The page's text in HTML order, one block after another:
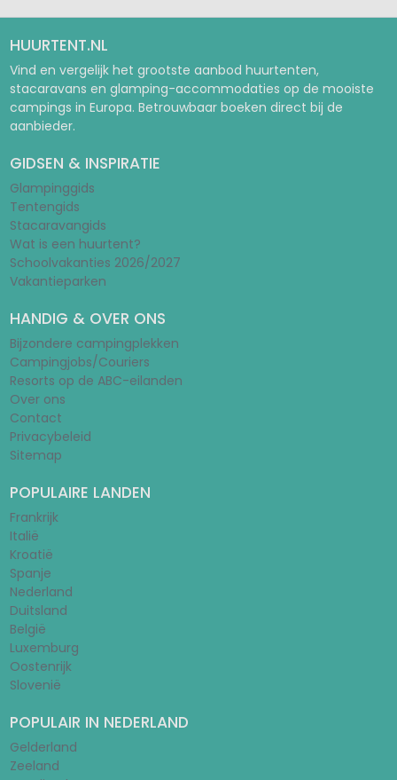
HUURTENT.NL
Vind en vergelijk het grootste aanbod huurtenten,
stacaravans en glamping-accommodaties op de mooiste
campings in Europa. Betrouwbaar boeken direct bij de
aanbieder.
GIDSEN & INSPIRATIE
Glampinggids
Tentengids
Stacaravangids
Wat is een huurtent?
Schoolvakanties 2026/2027
Vakantieparken
HANDIG & OVER ONS
Bijzondere campingplekken
Campingjobs/Couriers
Resorts op de ABC-eilanden
Over ons
Contact
Privacybeleid
Sitemap
POPULAIRE LANDEN
Frankrijk
Italië
Kroatië
Spanje
Nederland
Duitsland
België
Luxemburg
Oostenrijk
Slovenië
POPULAIR IN NEDERLAND
Gelderland
Zeeland